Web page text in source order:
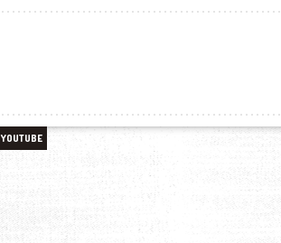
YOUTUBE